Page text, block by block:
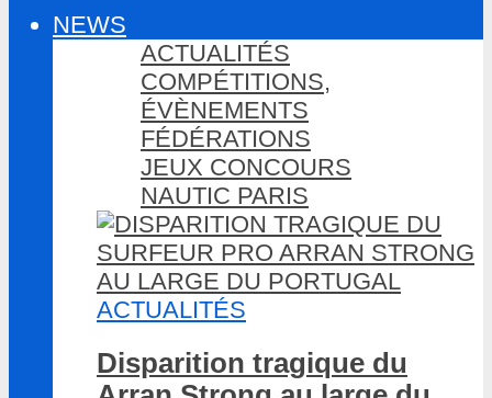
NEWS
ACTUALITÉS
COMPÉTITIONS,
ÉVÈNEMENTS
FÉDÉRATIONS
JEUX CONCOURS
NAUTIC PARIS
ACTUALITÉS
Disparition tragique du